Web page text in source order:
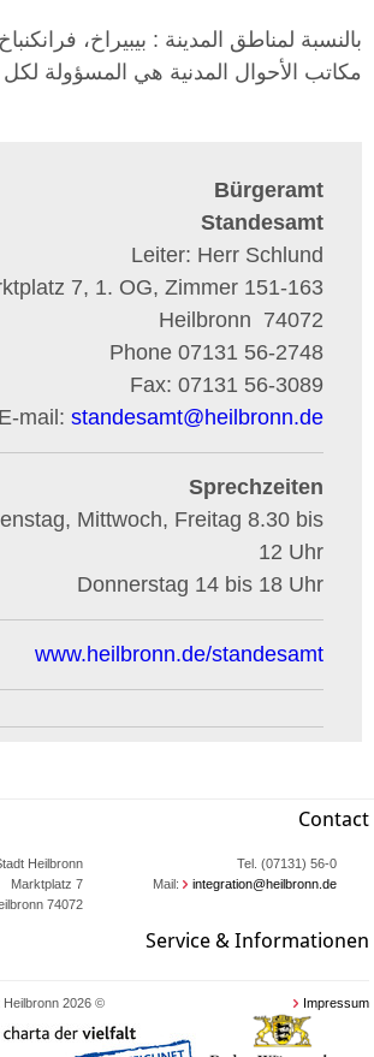
بالنسبة لمناطق المدينة : بيبيراخ،
مكاتب الأحوال المدنية هي المسؤولة
Bürgeramt
Standesamt
Leiter: Herr Schlund
7, 1. OG, Zimmer 151-163
74072
Heilbronn
Phone 07131 56-2748
Fax: 07131 56-3089
E-mail: standesamt@heilbronn.de
Sprechzeiten
Mittwoch, Freitag 8.30 bis
12 Uhr
Donnerstag 14 bis 18 Uhr
www.heilbronn.de/standesamt
Contact
Heilbronn
Marktplatz 7
74072 Heilbronn
Tel. (07131) 56-0
Mail:
integration@heilbronn.de
Service & Informationen
© 2026 Stadt Heilbronn Impressum